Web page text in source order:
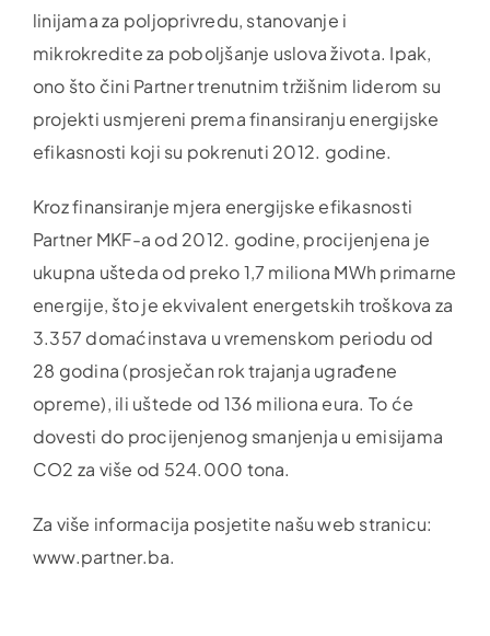
linijama za poljoprivredu, stanovanje i
mikrokredite za poboljšanje uslova života. Ipak,
ono što čini Partner trenutnim tržišnim liderom su
projekti usmjereni prema finansiranju energijske
efikasnosti koji su pokrenuti 2012. godine.
Kroz finansiranje mjera energijske efikasnosti
Partner MKF-a od 2012. godine, procijenjena je
ukupna ušteda od preko 1,7 miliona MWh primarne
energije, što je ekvivalent energetskih troškova za
3.357 domaćinstava u vremenskom periodu od
28 godina (prosječan rok trajanja ugrađene
opreme), ili uštede od 136 miliona eura. To će
dovesti do procijenjenog smanjenja u emisijama
CO2 za više od 524.000 tona.
Za više informacija posjetite našu web stranicu:
www.partner.ba.